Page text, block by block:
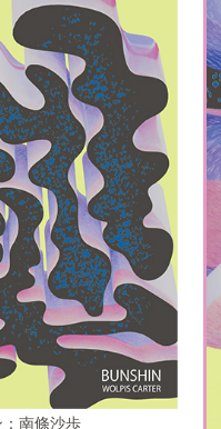
南條沙歩